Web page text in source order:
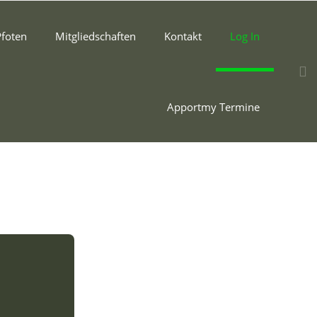
Mitgliedschaften Kontakt Log In
Apportmy Termine